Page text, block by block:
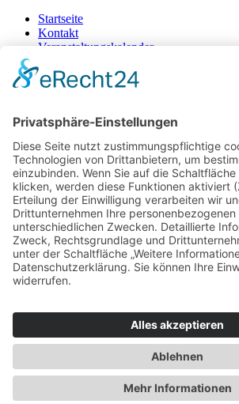
Startseite
Kontakt
Veranstaltungskalender
Impressum
Datenschutz
+49 471 983 37-0
© 2025 | Ein Produkt der GROTE MEDIA
Mediadaten hier downloaden
Facebook-f Instagram
Startseite
Kontakt
Veranstaltungskalender
Gewinnspiele
Veranstaltungskalender
Mediadaten